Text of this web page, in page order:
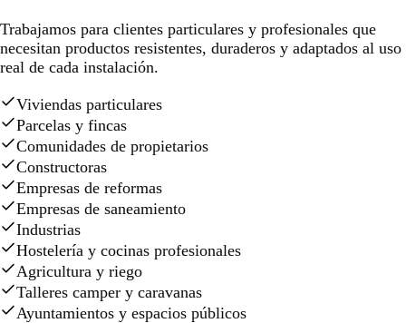
Trabajamos para clientes particulares y profesionales que
necesitan productos resistentes, duraderos y adaptados al uso
real de cada instalación.
Viviendas particulares
Parcelas y fincas
Comunidades de propietarios
Constructoras
Empresas de reformas
Empresas de saneamiento
Industrias
Hostelería y cocinas profesionales
Agricultura y riego
Talleres camper y caravanas
Ayuntamientos y espacios públicos